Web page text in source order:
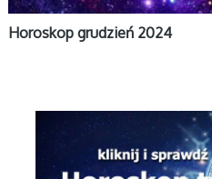
Horoskop grudzień 2024